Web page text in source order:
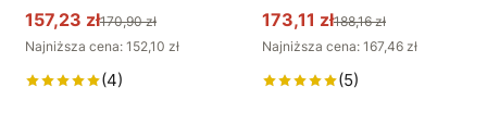
157,23 zł170,90 zł
Najniższa cena: 152,10 zł
(4)
173,11 zł188,16 zł
Najniższa cena: 167,46 zł
(5)